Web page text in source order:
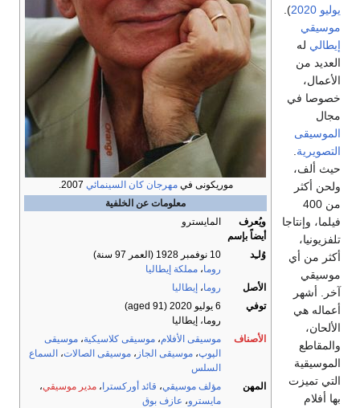
موريكونى فيمهرجان كان السينمائي2007.
معلومات عن الخلفية
ويُعرف
أيضاً بإسم
المايسترو
وُلـِد
(العمر 97 سنة)
روما ،مملكة إيطاليا
الأصل
روما ،إيطاليا
توفي
(aged 91)
روما، إيطاليا
الأصناف
موسيقى الأفلام،موسيقى كلاسيكية،موسيقى
الپوپ،موسيقى الجاز،موسيقى الصالات،السماع
السلس
المهن
مؤلف موسيقي،قائد أوركسترا،مدير موسيقي،
مايسترو،عازف بوق
يوليو 2020
).
موسيقي
إيطاليله
العديد من
الأعمال،
خصوصا في
مجال
الموسيقى
التصويرية.
حيث ألف،
ولحن أكثر
من 400
فيلما، وإنتاجا
تلفزيونيا،
أكثر من أي
موسيقي
آخر. أشهر
أعماله هي
الألحان،
والمقاطع
الموسيقية
التي تميزت
بها أفلام